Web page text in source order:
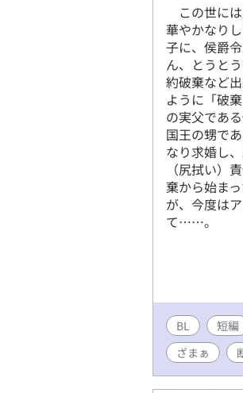
この世に
華やかなり
子に、侯爵
ん、とうと
約破棄など
ように「破
の実父であ
国王の甥で
なり求婚し
（尻拭い）
棄から始ま
が、今度は
て……。
BL 短編
ざまぁ